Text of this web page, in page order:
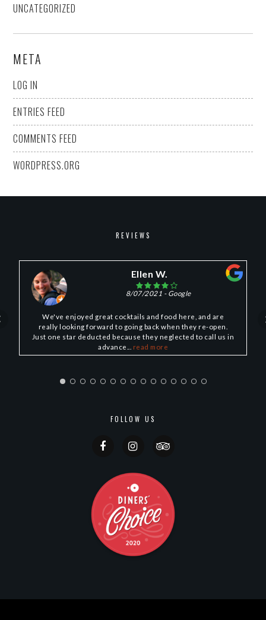
UNCATEGORIZED
META
LOG IN
ENTRIES FEED
COMMENTS FEED
WORDPRESS.ORG
REVIEWS
Ellen W.
8/07/2021 - Google
We've enjoyed great cocktails and food here, and are
really looking forward to going back when they re-open.
Just one star deducted because they neglected to call us in
advance...
read more
FOLLOW US